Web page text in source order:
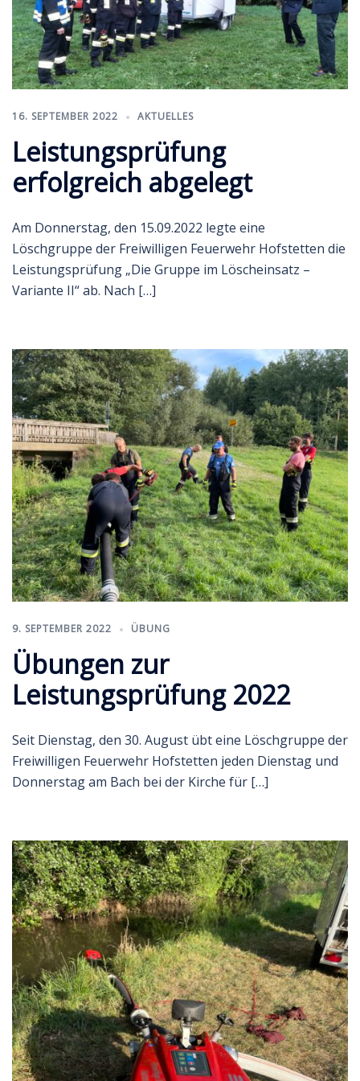
16. SEPTEMBER 2022 AKTUELLES
Leistungsprüfung
erfolgreich abgelegt
Am Donnerstag, den 15.09.2022 legte eine
Löschgruppe der Freiwilligen Feuerwehr Hofstetten die
Leistungsprüfung „Die Gruppe im Löscheinsatz –
Variante II“ ab. Nach […]
9. SEPTEMBER 2022 ÜBUNG
Übungen zur
Leistungsprüfung 2022
Seit Dienstag, den 30. August übt eine Löschgruppe der
Freiwilligen Feuerwehr Hofstetten jeden Dienstag und
Donnerstag am Bach bei der Kirche für […]